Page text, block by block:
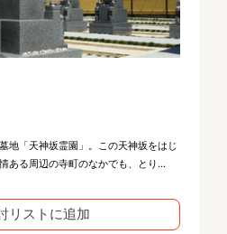
地「天神坂霊園」。この天神坂をはじ
ある周辺の寺町のなかでも、とり...
リストに追加